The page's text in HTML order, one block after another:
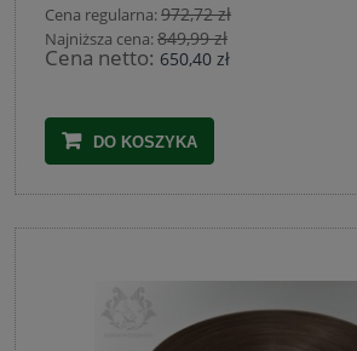
Cena regularna:972,72 zł
Najniższa cena:849,99 zł
Cena netto: 650,40 zł
DO KOSZYKA